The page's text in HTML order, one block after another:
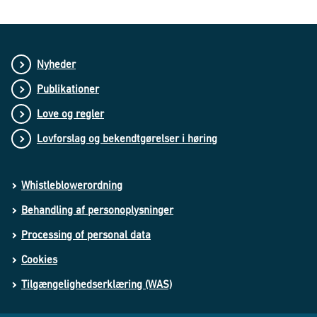
Nyheder
Publikationer
Love og regler
Lovforslag og bekendtgørelser i høring
Whistleblowerordning
Behandling af personoplysninger
Processing of personal data
Cookies
Tilgængelighedserklæring (WAS)